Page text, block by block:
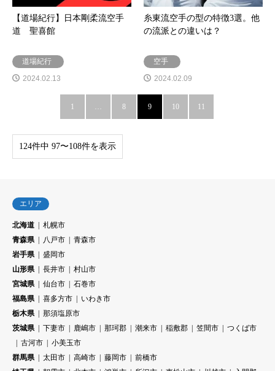
【道場紀行】日本剛柔流空手
道 聖喜館
道場紀行
2024.02.13
糸東流空手の型の特徴3選。他
の流派との違いは？
空手
2024.02.09
1 … 8 9 10 11
124件中 97〜108件を表示
エリア
北海道
札幌市
青森県
八戸市
青森市
岩手県
盛岡市
山形県
長井市
村山市
宮城県
仙台市
石巻市
福島県
喜多方市
いわき市
栃木県
那須塩原市
茨城県
下妻市 鹿嶋市 那珂郡 潮来市 稲敷郡 笠間市
つくば市
古河市
小美玉市
群馬県
太田市 高崎市 藤岡市
前橋市